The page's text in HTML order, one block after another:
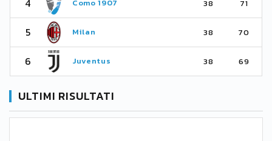
4 Como 1907 38 71
5 Milan 38 70
6 Juventus 38 69
ULTIMI RISULTATI